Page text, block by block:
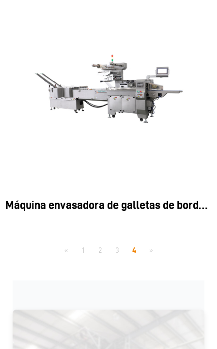
Máquina envasadora de galletas de borde SI150
Application
«
1 2 3 4 »